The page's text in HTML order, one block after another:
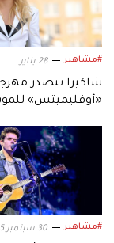
#مشاهير 28 يناير
شاكيرا تتصدر
«أوفليميتس»
#مشاهير 30 سبتمبر 2025